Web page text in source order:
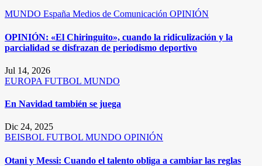
MUNDO España Medios de Comunicación OPINIÓN
OPINIÓN: «El Chiringuito», cuando la ridiculización y la
parcialidad se disfrazan de periodismo deportivo
Jul 14, 2026
EUROPA FUTBOL MUNDO
En Navidad también se juega
Dic 24, 2025
BEISBOL FUTBOL MUNDO OPINIÓN
Otani y Messi: Cuando el talento obliga a cambiar las reglas